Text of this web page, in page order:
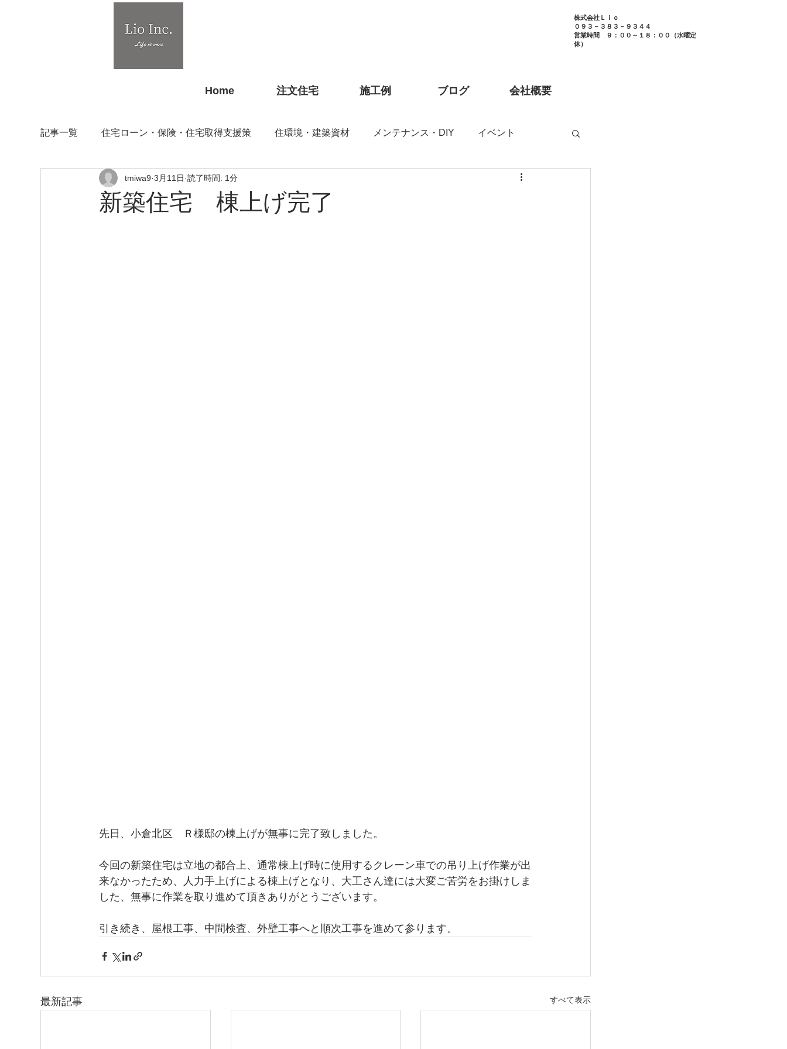
Home 注文住宅 施工例 ブログ 会社概要
株式会社Ｌｉｏ
０９３－３８３－９３４４
​営業時間 ９：００～１８：００（水曜定
休）
記事一覧 住宅ローン・保険・住宅取得支援策 住環境・建築資材 メンテナンス・DIY イベント
施工現場 土地情報
新築住宅 棟上げ完了
tmiwa9 3月11日 読了時間: 1分
先日、小倉北区　Ｒ様邸の棟上げが無事に完了致しました。
今回の新築住宅は立地の都合上、通常棟上げ時に使用するクレーン車での吊り上げ作業が出
来なかったため、人力手上げによる棟上げとなり、大工さん達には大変ご苦労をお掛けしま
した、無事に作業を取り進めて頂きありがとうございます。
引き続き、屋根工事、中間検査、外壁工事へと順次工事を進めて参ります。
最新記事 すべて表示